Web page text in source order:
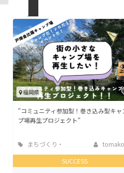
CAMPFIRE for
CAMPFIREふるさと納
福岡県
"コミュニティ参加型！巻き込み型キャ
プ場再生プロジェクト"
まちづくり・
SUCCESS